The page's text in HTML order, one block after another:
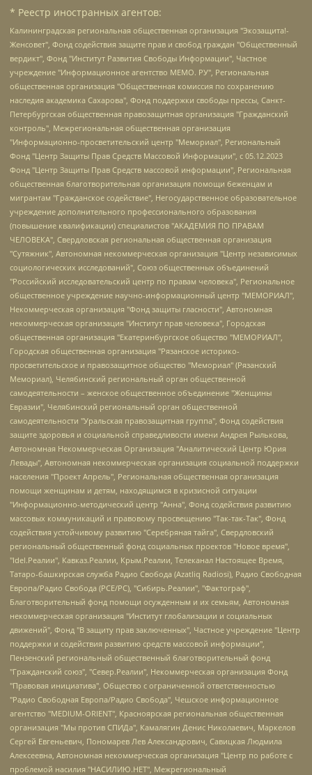
* Реестр иностранных агентов:
Калининградская региональная общественная организация "Экозащита!-Женсовет", Фонд содействия защите прав и свобод граждан "Общественный вердикт", Фонд "Институт Развития Свободы Информации", Частное учреждение "Информационное агентство МЕМО. РУ", Региональная общественная организация "Общественная комиссия по сохранению наследия академика Сахарова", Фонд поддержки свободы прессы, Санкт-Петербургская общественная правозащитная организация "Гражданский контроль", Межрегиональная общественная организация "Информационно-просветительский центр "Мемориал", Региональный Фонд "Центр Защиты Прав Средств Массовой Информации", с 05.12.2023 Фонд "Центр Защиты Прав Средств массовой информации", Региональная общественная благотворительная организация помощи беженцам и мигрантам "Гражданское содействие", Негосударственное образовательное учреждение дополнительного профессионального образования (повышение квалификации) специалистов "АКАДЕМИЯ ПО ПРАВАМ ЧЕЛОВЕКА", Свердловская региональная общественная организация "Сутяжник", Автономная некоммерческая организация "Центр независимых социологических исследований", Союз общественных объединений "Российский исследовательский центр по правам человека", Региональное общественное учреждение научно-информационный центр "МЕМОРИАЛ", Некоммерческая организация "Фонд защиты гласности", Автономная некоммерческая организация "Институт прав человека", Городская общественная организация "Екатеринбургское общество "МЕМОРИАЛ", Городская общественная организация "Рязанское историко-просветительское и правозащитное общество "Мемориал" (Рязанский Мемориал), Челябинский региональный орган общественной самодеятельности – женское общественное объединение "Женщины Евразии", Челябинский региональный орган общественной самодеятельности "Уральская правозащитная группа", Фонд содействия защите здоровья и социальной справедливости имени Андрея Рылькова, Автономная Некоммерческая Организация "Аналитический Центр Юрия Левады", Автономная некоммерческая организация социальной поддержки населения "Проект Апрель", Региональная общественная организация помощи женщинам и детям, находящимся в кризисной ситуации "Информационно-методический центр "Анна", Фонд содействия развитию массовых коммуникаций и правовому просвещению "Так-так-Так", Фонд содействия устойчивому развитию "Серебряная тайга", Свердловский региональный общественный фонд социальных проектов "Новое время", "Idel.Реалии", Кавказ.Реалии, Крым.Реалии, Телеканал Настоящее Время, Татаро-башкирская служба Радио Свобода (Azatliq Radiosi), Радио Свободная Европа/Радио Свобода (PCE/PC), "Сибирь.Реалии", "Фактограф", Благотворительный фонд помощи осужденным и их семьям, Автономная некоммерческая организация "Институт глобализации и социальных движений", Фонд "В защиту прав заключенных", Частное учреждение "Центр поддержки и содействия развитию средств массовой информации", Пензенский региональный общественный благотворительный фонд "Гражданский союз", "Север.Реалии", Некоммерческая организация Фонд "Правовая инициатива", Общество с ограниченной ответственностью "Радио Свободная Европа/Радио Свобода", Чешское информационное агентство "MEDIUM-ORIENT", Красноярская региональная общественная организация "Мы против СПИДа", Камалягин Денис Николаевич, Маркелов Сергей Евгеньевич, Пономарев Лев Александрович, Савицкая Людмила Алексеевна, Автономная некоммерческая организация "Центр по работе с проблемой насилия "НАСИЛИЮ.НЕТ", Межрегиональный профессиональный союз работников здравоохранения "Альянс врачей", Юридическое лицо, зарегистрированное в Латвийской Республике, SIA "Medusa Project" (регистрационный номер 40103797863, дата регистрации 10.06.2014), Некоммерческая организация "Фонд по борьбе с коррупцией", Автономная некоммерческая организация "Институт права и публичной политики", Баданин Роман Сергеевич, Гликин Максим Александрович, Железнова Мария Михайловна, Лукьянова Юлия Сергеевна, Маетная Елизавета Витальевна, Маняхин Петр Борисович, Чуракова Ольга Владимировна, Ярош Юлия Петровна, Юридическое лицо "The Insider SIA", зарегистрированное в Риге, Латвийская Республика (дата регистрации 26.06.2015), являющееся администратором доменного имени интернет-издания "The Insider SIA", https://theins.ru, Постернак Алексей Евгеньевич, Рубин Михаил Аркадьевич, Анин Роман Александрович, Юридическое лицо Istories fonds, зарегистрированное в Латвийской Республике (регистрационный номер 50008295751, дата регистрации 24.02.2020), Великовский Дмитрий Александрович, Долинина Ирина Николаевна, Мароховская Алеся Алексеевна, Шлейнов Роман Юрьевич, Шмагун Олеся Валентиновна, Общество с ограниченной ответственностью "Альтаир 2021", Общество с ограниченной ответственностью "Вега 2021", Общество с ограниченной ответственностью "Главный редактор 2021", Общество с ограниченной ответственностью "Ромашки монолит", Важенков Артем Валерьевич, Ивановская областная общественная организация "Центр гендерных исследований", Гурман Юрий Альбертович, Медиапроект "ОВД-Инфо", Егоров Владимир Владимирович, Жилинский Владимир Александрович, Общество с ограниченной ответственностью "ЗП", Иванова София Юрьевна, Карезина Инна Павловна, Кильтау Екатерина Викторовна, Петров Алексей Викторович, Пискунов Сергей Евгеньевич, Смирнов Сергей Сергеевич, Тихонов Михаил Сергеевич, Общество с ограниченной ответственностью "ЖУРНАЛИСТ-ИНОСТРАННЫЙ АГЕНТ", Арапова Галина Юрьевна, Вольтская Татьяна Анатольевна, Американская компания "Mason G.E.S. Anonymous Foundation" (США), являющаяся владельцем интернет-издания https://mnews.world/, Компания "Stichting Bellingcat", зарегистрированная в Нидерландах (дата регистрации 11.07.2018), Захаров Андрей Вячеславович, Клепиковская Екатерина Дмитриевна, Общество с ограниченной ответственностью "МЕМО", Перл Роман Александрович, Симонов Евгений Алексеевич, Соловьева Елена Анатольевна, Сотников Даниил Владимирович, Сурначева Елизавета Дмитриевна, Автономная некоммерческая организация по защите прав человека и информированию населения "Якутия – Наше Мнение", Общество с ограниченной ответственностью "Москоу диджитал медиа", с 26.01.2023 Общество с ограниченной ответственностью "Чайка Белые сады", Ветошкина Валерия Валерьевна, Заговора Максим Александрович, Межрегиональное общественное движение "Российская ЛГБТ - сеть", Оленичев Максим Владимирович, Павлов Иван Юрьевич, Скворцова Елена Сергеевна, Общество с ограниченной ответственностью "Как бы инагент", Кочетков Игорь Викторович, Общество с ограниченной ответственностью "Честные выборы", Еланчик Олег Александрович, Общество с ограниченной ответственностью "Нобелевский призыв", Гималова Регина Эмилевна, Григорьев Андрей Валерьевич, Григорьева Алина Александровна, Ассоциация по содействию защите прав призывников, альтернативнослужащих и военнослужащих "Правозащитная группа "Гражданин.Армия.Право", Хисамова Регина Фаритовна, Автономная некоммерческая организация по реализации социально-правовых программ "Лилит", Дальневосточное общественное движение "Маяк", Санкт-Петербургская ЛГБТ-инициативная группа "Выход", Инициативная группа ЛГБТ+ "Реверс", Алексеев Андрей Викторович, Бекбулатова Таисия Львовна, Беляев Иван Михайлович, Владыкина Елена Сергеевна, Гельман Марат Александрович, Никульшина Вероника Юрьевна, Толоконникова Надежда Андреевна, Шендерович Виктор Анатольевич, Общество с ограниченной ответственностью "Данное сообщение", Общество с ограниченной ответственностью Издательский дом "Новая глава", Айнбиндер Александра Александровна, Московский комьюнити-центр для ЛГБТ+инициатив, Благотворительный фонд развития филантропии, Deutsche Welle (Германия, Kurt-Schumacher-Strasse 3, 53113 Bonn), Борзунова Мария Михайловна, Воробьев Виктор Викторович, Голубева Анна Львовна, Константинова Алла Михайловна, Малкова Ирина Владимировна, Мурадов Мурад Абдулгалимович, Осетинская Елизавета Николаевна, Понасенков Евгений Николаевич, Ганапольский Матвей Юрьевич, Киселев Евгений Алексеевич, Борухович Ирина Григорьевна, Дремин Иван Тимофеевич, Дубровский Дмитрий Викторович, Красноярская региональная общественная организация поддержки и развития альтернативных образовательных технологий и межкультурных коммуникаций "ИНТЕРРА", Маяковская Екатерина Алексеевна, Фейгин Марк Захарович, Филимонов Андрей Викторович, Дзугкоева Регина Николаевна, Доброхотов Роман Александрович, Дудь Юрий Александрович, Елкин Сергей Владимирович, Кругликов Кирилл Игоревич, Сабунаева Мария Леонидовна, Семенов Алексей Владимирович, Шаинян Карен Багратович, Шульман Екатерина Михайловна, Асафьев Артур Валерьевич, Вахштайн Виктор Семенович, Венедиктов Алексей Алексеевич, Лушникова Екатерина Евгеньевна, Волков Леонид Михайлович, Невзоров Александр Глебович, Пархоменко Сергей Борисович, Сироткин Ярослав Николаевич, Кара-Мурза Владимир Владимирович, Баранова Наталья Владимировна, Гозман Леонид Яковлевич, Кагарлицкий Борис Юльевич, Климарев Михаил Валерьевич, Милов Владимир Станиславович, Автономная некоммерческая организация Краснодарский центр современного искусства "Типография", Моргенштерн Алишер Тагирович, Соболь Любовь Эдуардовна, Общество с ограниченной ответственностью "ЛИЗА НОРМ", Каспаров Гарри Кимович, Ходорковский Михаил Борисович, Общество с ограниченной ответственностью "Апрельские тезисы", Данилович Ирина Брониславовна, Кашин Олег Владимирович, Петров Николай Владимирович, Пивоваров Алексей Владимирович, Соколов Михаил Владимирович, Цветкова Юлия Владимировна, Чичваркин Евгений Александрович, Комитет против пыток/Команда против пыток, Общество с ограниченной ответственностью "Первый научный", Общество с ограниченной ответственностью "Вертолет и ко", Белоцерковская Вероника Борисовна, Кац Максим Евгеньевич, Лазарева Татьяна Юрьевна, Шаведдинов Руслан Табризович, Яшин Илья Валерьевич, Общество с ограниченной ответственностью "Иноагент ААВ", Алешковский Дмитрий Петрович, Альбац Евгения Марковна, Быков Дмитрий Львович, Галямина Юлия Евгеньевна, Лойко Сергей Леонидович, Мартынов Кирилл Константинович, Медведев Сергей Александрович, Крашенинников Федор Геннадиевич, Гордеева Катерина Вл